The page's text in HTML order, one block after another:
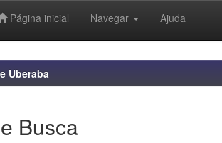
Página inicial Navegar Ajuda
Uberaba
Busca